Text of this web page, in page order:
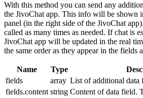
With this method you can send any
the JivoChat app. This info will be shown
panel (in the right side of the JivoChat
called as many times as needed. If chat is
JivoChat app will be updated in the real
the same order as they appear in the fields
Name Type
fields
array List of additional data
fields.content string Content of data field.